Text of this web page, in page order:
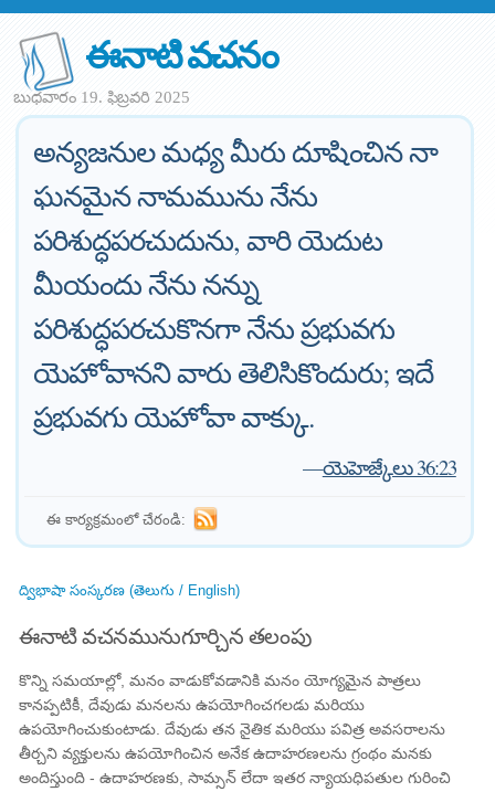
ఈనాటి వచనం
బుధవారం 19. ఫిబ్రవరి 2025
అన్యజనుల మధ్య మీరు దూషించిన నా
ఘనమైన నామమును నేను
పరిశుద్ధపరచుదును, వారి యెదుట
మీయందు నేను నన్ను
పరిశుద్ధపరచుకొనగా నేను ప్రభువగు
యెహోవానని వారు తెలిసికొందురు; ఇదే
ప్రభువగు యెహోవా వాక్కు.
—యెహెజ్కేలు 36:23
ఈ కార్యక్రమంలో చేరండి:
ద్విభాషా సంస్కరణ (తెలుగు / English)
ఈనాటి వచనమునుగూర్చిన తలంపు
కొన్ని సమయాల్లో, మనం వాడుకోవడానికి మనం యోగ్యమైన పాత్రలు
కానప్పటికీ, దేవుడు మనలను ఉపయోగించగలడు మరియు
ఉపయోగించుకుంటాడు. దేవుడు తన నైతిక మరియు పవిత్ర అవసరాలను
తీర్చని వ్యక్తులను ఉపయోగించిన అనేక ఉదాహరణలను గ్రంథం మనకు
అందిస్తుంది - ఉదాహరణకు, సామ్సన్ లేదా ఇతర న్యాయధిపతుల గురించి